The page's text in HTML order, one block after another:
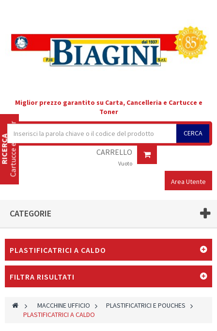
Miglior prezzo garantito su Carta, Cancelleria e Cartucce e
Toner
CERCA
CARRELLO
Vuoto
Area Utente
CATEGORIE
PLASTIFICATRICI A CALDO
FILTRA RISULTATI
> MACCHINE UFFICIO >
PLASTIFICATRICI E POUCHES
PLASTIFICATRICI A CALDO
Cartucce e Toner